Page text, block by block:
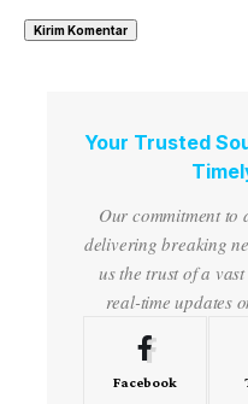
Your Trusted
Our commitment
delivering breaking
us the trust of a
real-time updates
Facebook